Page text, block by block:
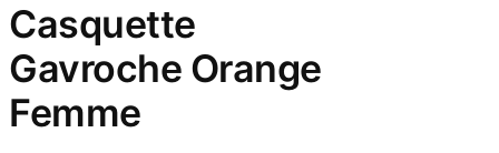
Casquette
Gavroche Orange
Femme